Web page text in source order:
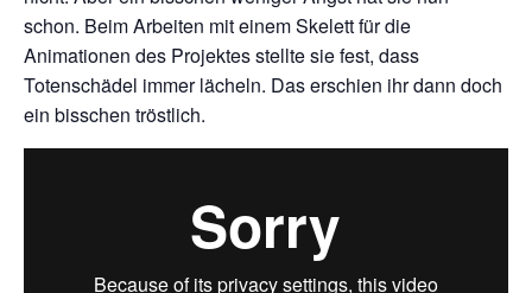
schon. Beim Arbeiten mit einem Skelett für die
Animationen des Projektes stellte sie fest, dass
Totenschädel immer lächeln. Das erschien ihr dann doch
ein bisschen tröstlich.